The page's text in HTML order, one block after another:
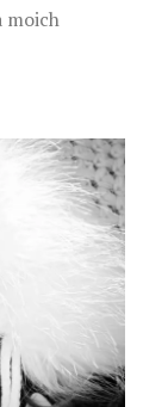
moich